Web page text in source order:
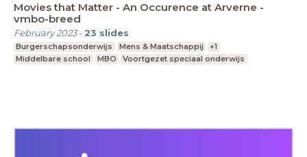
Movies that Matter - An Occurence at Arverne -
vmbo-breed
February 2023- 23 slides
Burgerschapsonderwijs Mens & Maatschappij
+1
Middelbare school
MBO Voortgezet speciaal onderwijs